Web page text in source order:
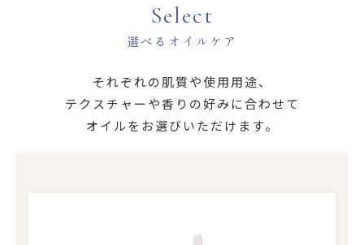
Select
選べるオイルケア
それぞれの肌質や使用用途、
テクスチャーや香りの好みに合わせて
オイルをお選びいただけます。